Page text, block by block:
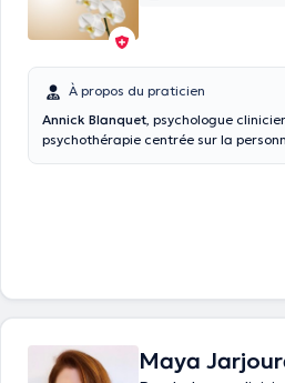
À propos du praticien
Annick Blanquet, psychologue
psychothérapie centrée sur la personne et
être libéré des conflits internes et externes à soi? 5/ La solitude
une ennemie dans ma vie? 6/ Le rejet comment je peux l'assumer ? Au terme de ces 4
L'objectif est de permettre aux
sur sa vie avec un vis -à- vis et peut-
Maya